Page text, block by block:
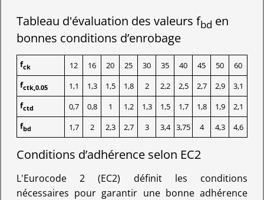
Tableau d'évaluation des valeurs fbd en
bonnes conditions d’enrobage
fck 12 16 20 25 30 35 40 45 50
60
fctk,0.05 1,1 1,3 1,5 1,8 2 2,2 2,5 2,7 2,9
3,1
fctd 0,7 0,8 1 1,2 1,3 1,5 1,7 1,8 1,9
2,1
fbd 1,7 2 2,3 2,7 3 3,4 3,75 4 4,3 4,6
Conditions d’adhérence selon EC2
L'Eurocode 2 (EC2) définit les conditions
nécessaires pour garantir une bonne adhérence